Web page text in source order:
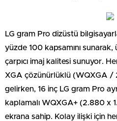
LG gram Pro dizüstü
yüzde 100 kapsamını
çarpıcı imaj kalitesi sunuyor.
XGA çözünürlüklü (WQXGA /
gelirken, 16 inç LG gram Pro
kaplamalı WQXGA+ (2.880 x
ekrana sahip. Kolay ilişki için